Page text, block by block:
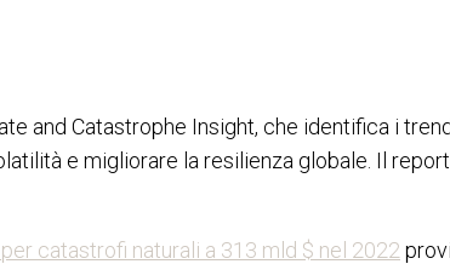
and Catastrophe Insight, che identifica i
e migliorare la resilienza globale. Il
catastrofi naturali a 313 mld $ nel 2022